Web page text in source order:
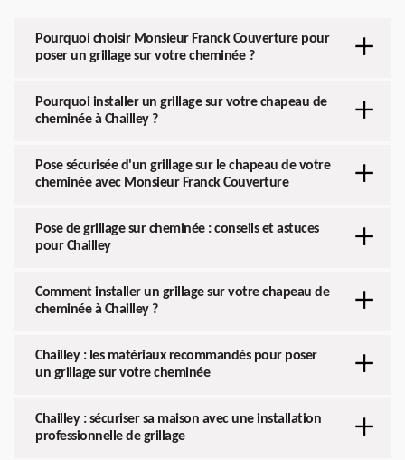
Pourquoi choisir Monsieur Franck Couverture pour
poser un grillage sur votre cheminée ?
Pourquoi installer un grillage sur votre chapeau de
cheminée à Chailley ?
Pose sécurisée d'un grillage sur le chapeau de votre
cheminée avec Monsieur Franck Couverture
Pose de grillage sur cheminée : conseils et astuces
pour Chailley
Comment installer un grillage sur votre chapeau de
cheminée à Chailley ?
Chailley : les matériaux recommandés pour poser
un grillage sur votre cheminée
Chailley : sécuriser sa maison avec une installation
professionnelle de grillage